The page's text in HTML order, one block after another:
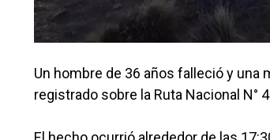
Un hombre de 36 años falleció y una
registrado sobre la Ruta Nacional N°